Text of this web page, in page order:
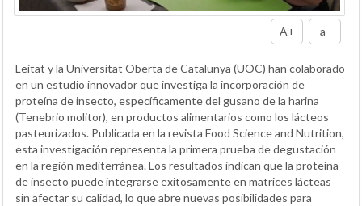
A+ a-
Leitat y la Universitat Oberta de Catalunya (UOC) han colaborado
en un estudio innovador que investiga la incorporación de
proteína de insecto, específicamente del gusano de la harina
(Tenebrio molitor), en productos alimentarios como los lácteos
pasteurizados. Publicada en la revista Food Science and Nutrition,
esta investigación representa la primera prueba de degustación
en la región mediterránea. Los resultados indican que la proteína
de insecto puede integrarse exitosamente en matrices lácteas
sin afectar su calidad, lo que abre nuevas posibilidades para